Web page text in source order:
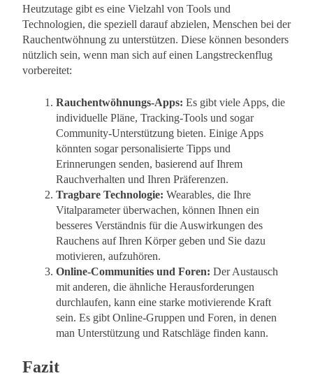
Heutzutage gibt es eine Vielzahl von Tools und
Technologien, die speziell darauf abzielen, Menschen bei der
Rauchentwöhnung zu unterstützen. Diese können besonders
nützlich sein, wenn man sich auf einen Langstreckenflug
vorbereitet:
Rauchentwöhnungs-Apps: Es gibt viele Apps, die
individuelle Pläne, Tracking-Tools und sogar
Community-Unterstützung bieten. Einige Apps
könnten sogar personalisierte Tipps und
Erinnerungen senden, basierend auf Ihrem
Rauchverhalten und Ihren Präferenzen.
Tragbare Technologie: Wearables, die Ihre
Vitalparameter überwachen, können Ihnen ein
besseres Verständnis für die Auswirkungen des
Rauchens auf Ihren Körper geben und Sie dazu
motivieren, aufzuhören.
Online-Communities und Foren: Der Austausch
mit anderen, die ähnliche Herausforderungen
durchlaufen, kann eine starke motivierende Kraft
sein. Es gibt Online-Gruppen und Foren, in denen
man Unterstützung und Ratschläge finden kann.
Fazit